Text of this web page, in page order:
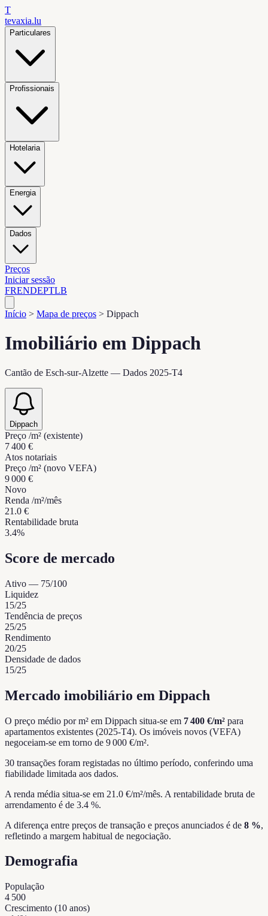
T
tevaxia.lu
Particulares
Profissionais
Hotelaria
Energia
Dados
Preços
Iniciar sessão
FRENDEPTLB
Início > Mapa de preços > Dippach
Imobiliário em Dippach
Cantão de Esch-sur-Alzette — Dados 2025-T4
Dippach
Preço /m² (existente)
7 400 €
Atos notariais
Preço /m² (novo VEFA)
9 000 €
Novo
Renda /m²/mês
21.0 €
Rentabilidade bruta
3.4%
Score de mercado
Ativo — 75/100
Liquidez
15/25
Tendência de preços
25/25
Rendimento
20/25
Densidade de dados
15/25
Mercado imobiliário em Dippach
O preço médio por m² em Dippach situa-se em 7 400 €/m² para
apartamentos existentes (2025-T4). Os imóveis novos (VEFA)
negoceiam-se em torno de 9 000 €/m².
30 transações foram registadas no último período, conferindo uma
fiabilidade limitada aos dados.
A renda média situa-se em 21.0 €/m²/mês. A rentabilidade bruta de
arrendamento é de 3.4 %.
A diferença entre preços de transação e preços anunciados é de 8 %,
refletindo a margem habitual de negociação.
Demografia
População
4 500
Crescimento (10 anos)